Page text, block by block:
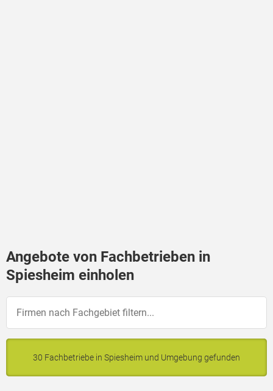
Angebote von Fachbetrieben in
Spiesheim einholen
30 Fachbetriebe in Spiesheim und Umgebung gefunden